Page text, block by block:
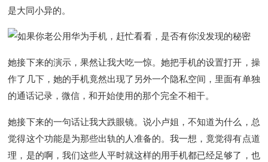
是大同小异的。
她接下来的演示，果然让我大吃一惊。她把手机的设置打开，操
作了几下，她的手机竟然出现了另外一个隐私空间，里面有单独
的通话记录，微信，和开始使用的那个完全不相干。
她接下来的一句话让我大跌眼镜。说小卢姐，不知道为什么，总
觉得这个功能是为那些出轨的人准备的。我一想，竟觉得有点道
理，是的啊，我们这些人平时就这样的用手机都已经足够了，也